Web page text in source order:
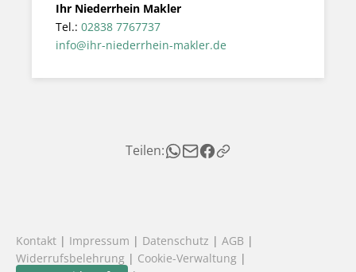
Kontakt | Impressum | Datenschutz | AGB |
Widerrufsbelehrung | Cookie-Verwaltung |
Ihr Niederrhein Makler
Tel.: 02838 7767737
info@ihr-niederrhein-makler.de
Teilen: